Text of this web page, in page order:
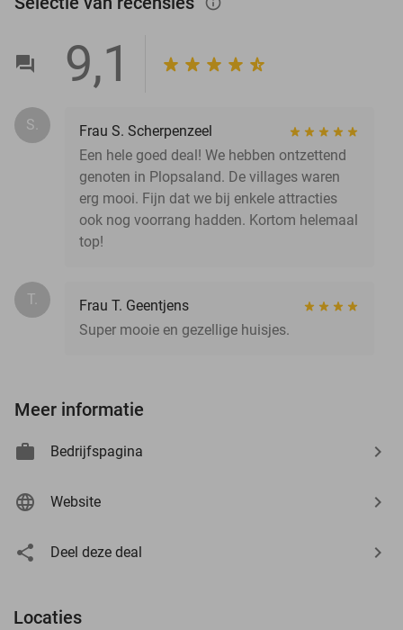
9,1
S.
Frau S. Scherpenzeel
Een hele goed deal! We hebben ontzettend
genoten in Plopsaland. De villages waren
erg mooi. Fijn dat we bij enkele attracties
ook nog voorrang hadden. Kortom helemaal
top!
T.
Frau T. Geentjens
Super mooie en gezellige huisjes.
Meer informatie
Bedrijfspagina
Website
Deel deze deal
Locaties